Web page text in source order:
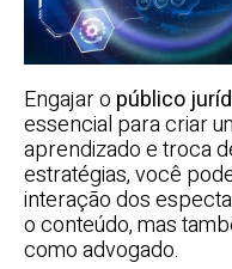
Engajar o público
essencial para criar
aprendizado e troca
estratégias, você
interação dos
o conteúdo, mas
como advogado.